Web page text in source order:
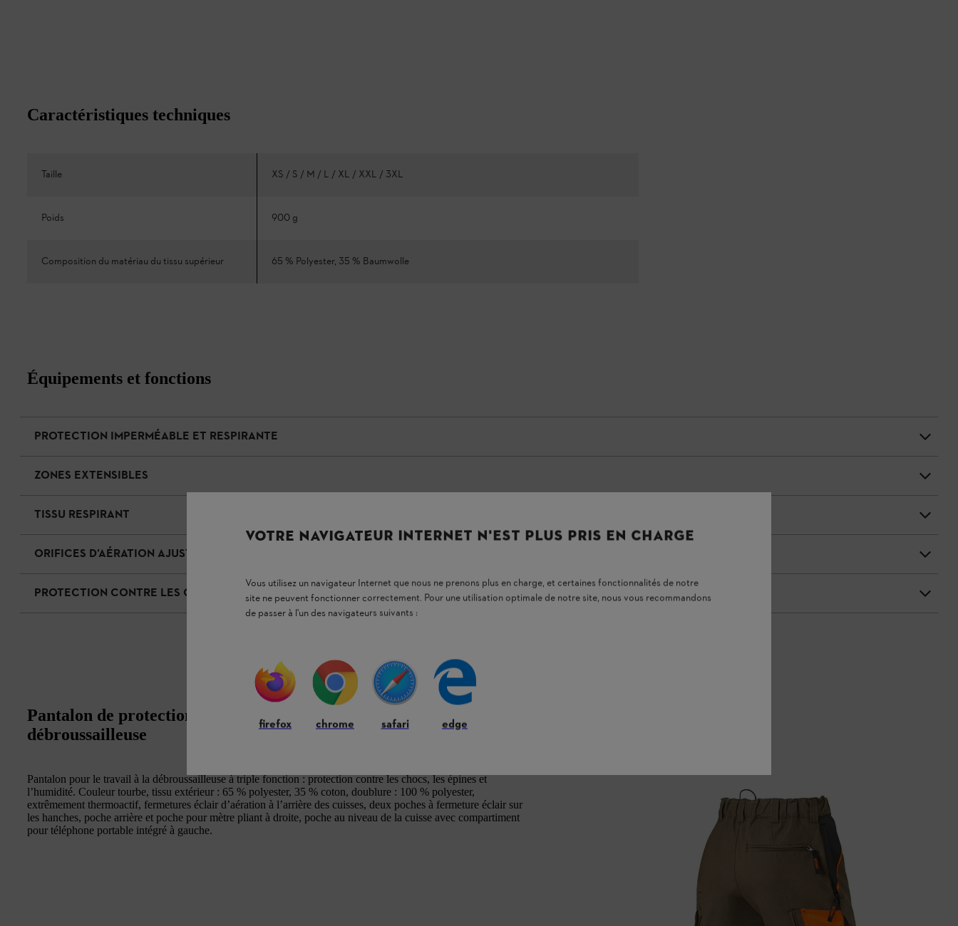
Caractéristiques techniques
Taille XS / S / M / L / XL / XXL / 3XL
Poids 900 g
Composition du matériau du tissu supérieur 65 % Polyester, 35 % Baumwolle
Équipements et fonctions
PROTECTION IMPERMÉABLE ET RESPIRANTE
ZONES EXTENSIBLES
TISSU RESPIRANT
ORIFICES D’AÉRATION AJUSTABLES
PROTECTION CONTRE LES CHOCS
Pantalon de protection idéal pour les travaux avec une
débroussailleuse
Pantalon pour le travail à la débroussailleuse à triple fonction : protection contre les chocs, les épines et
l’humidité. Couleur tourbe, tissu extérieur : 65 % polyester, 35 % coton, doublure : 100 % polyester,
extrêmement thermoactif, fermetures éclair d’aération à l’arrière des cuisses, deux poches à fermeture éclair sur
les hanches, poche arrière et poche pour mètre pliant à droite, poche au niveau de la cuisse avec compartiment
pour téléphone portable intégré à gauche.
VOTRE NAVIGATEUR INTERNET N'EST PLUS PRIS EN CHARGE
Vous utilisez un navigateur Internet que nous ne prenons plus en charge, et certaines fonctionnalités de notre
site ne peuvent fonctionner correctement. Pour une utilisation optimale de notre site, nous vous recommandons
de passer à l'un des navigateurs suivants :
firefox chrome safari edge